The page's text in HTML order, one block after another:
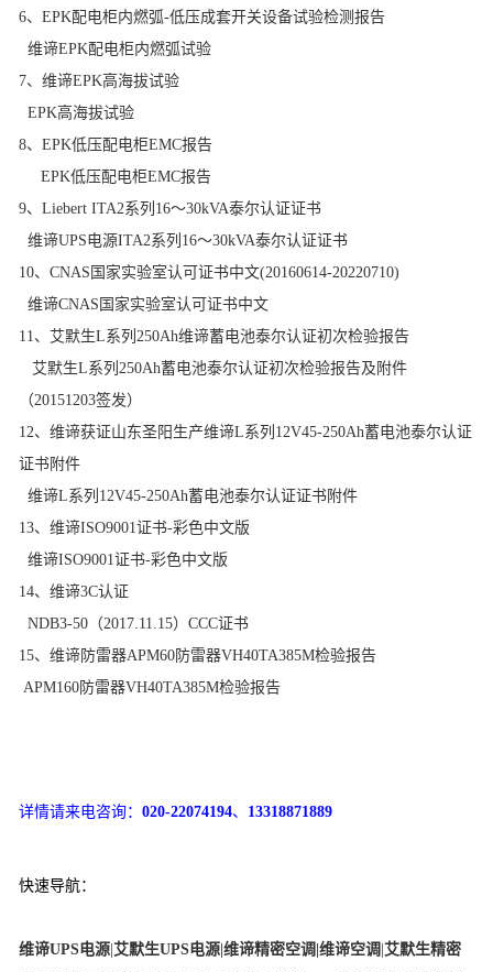
6、EPK配电柜内燃弧-低压成套开关设备试验检测报告
维谛EPK配电柜内燃弧试验
7、 维谛EPK高海拔试验
EPK高海拔试验
8、 EPK低压配电柜EMC报告
EPK低压配电柜EMC报告
9、Liebert ITA2系列16～30kVA泰尔认证证书
维谛UPS电源ITA2系列16～30kVA泰尔认证证书
10、CNAS国家实验室认可证书中文(20160614-20220710)
维谛CNAS国家实验室认可证书中文
11、艾默生L系列250Ah维谛蓄电池泰尔认证初次检验报告
艾默生L系列250Ah蓄电池泰尔认证初次检验报告及附件
（20151203签发）
12、 维谛获证山东圣阳生产维谛L系列12V45-250Ah蓄电池泰尔认证
证书附件
维谛L系列12V45-250Ah蓄电池泰尔认证证书附件
13、维谛ISO9001证书-彩色中文版
维谛ISO9001证书-彩色中文版
14、维谛3C认证
NDB3-50（2017.11.15）CCC证书
15、维谛防雷器APM60防雷器VH40TA385M检验报告
APM160防雷器VH40TA385M检验报告
详情请来电咨询： 020-22074194、 13318871889
快速导航：
维谛UPS电源 艾默生UPS电源 维谛精密空调 维谛空调 艾默生精密